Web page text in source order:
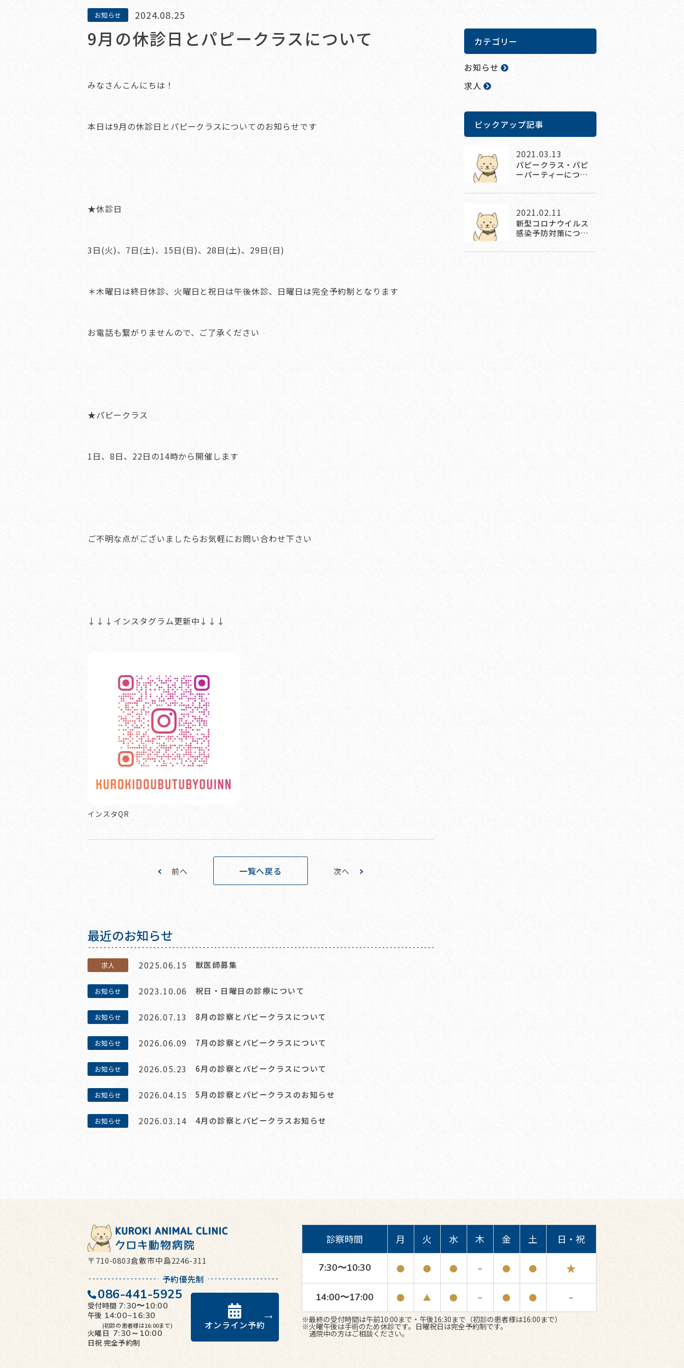
お知らせ 2024.08.25
9月の休診日とパピークラスについて
みなさんこんにちは！
本日は9月の休診日とパピークラスについてのお知らせです
★休診日
3日(火)、7日(土)、15日(日)、28日(土)、29日(日)
＊木曜日は終日休診、火曜日と祝日は午後休診、日曜日は完全予約制となります
お電話も繋がりませんので、ご了承ください
★パピークラス
1日、8日、22日の14時から開催します
ご不明な点がございましたらお気軽にお問い合わせ下さい
↓↓↓インスタグラム更新中↓↓↓
インスタQR
前へ 一覧へ戻る 次へ
最近のお知らせ
求人 2025.06.15 獣医師募集
お知らせ 2023.10.06 祝日・日曜日の診療について
お知らせ 2026.07.13 8月の診察とパピークラスについて
お知らせ 2026.06.09 7月の診察とパピークラスについて
お知らせ 2026.05.23 6月の診察とパピークラスについて
お知らせ 2026.04.15 5月の診察とパピークラスのお知らせ
お知らせ 2026.03.14 4月の診察とパピークラスお知らせ
カテゴリー
お知らせ
求人
ピックアップ記事
2021.03.13
パピークラス・パピ
ーパーティーにつ…
2021.02.11
新型コロナウイルス
感染予防対策につ…
予約優先制
オンライン予約
086-441-5925
受付時間 7:30〜10:00
午後 14:00~16:30
(初診の患者様は16:00まで)
火曜日 7:30～10:00
日祝 完全予約制
診察時間 月 火 水 木 金 土 日・祝
7:30〜10:30 ● ● ● − ● ● ★
14:00〜17:00 ● ▲ ● − ● ● −
※最終の受付時間は午前10:00まで・午後16:30まで（初診の患者様は16:00まで）
※火曜午後は手術のため休診です。日曜祝日は完全予約制です。
通院中の方はご相談ください。
〒710-0803倉敷市中島2246-311